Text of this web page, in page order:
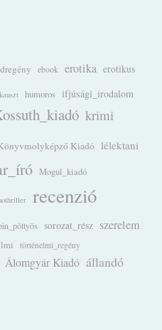
ebook erotika erotikus
humoros ifjúsági_irodalom
krimi
Kiadó lélektani
Mogul_kiadó
recenzió
sorozat_rész szerelem
történelmi_regény
Álomgyár Kiadó állandó